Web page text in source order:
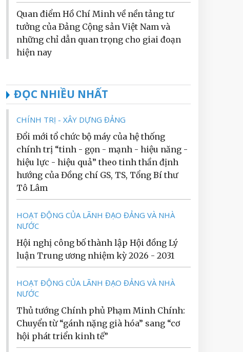
Quan điểm Hồ Chí Minh về nền tảng tư
tưởng của Đảng Cộng sản Việt Nam và
những chỉ dẫn quan trọng cho giai đoạn
hiện nay
ĐỌC NHIỀU NHẤT
CHÍNH TRỊ - XÂY DỰNG ĐẢNG
Đổi mới tổ chức bộ máy của hệ thống
chính trị “tinh - gọn - mạnh - hiệu năng -
hiệu lực - hiệu quả” theo tinh thần định
hướng của Đồng chí GS, TS, Tổng Bí thư
Tô Lâm
HOẠT ĐỘNG CỦA LÃNH ĐẠO ĐẢNG VÀ NHÀ
NƯỚC
Hội nghị công bố thành lập Hội đồng Lý
luận Trung ương nhiệm kỳ 2026 - 2031
HOẠT ĐỘNG CỦA LÃNH ĐẠO ĐẢNG VÀ NHÀ
NƯỚC
Thủ tướng Chính phủ Phạm Minh Chính:
Chuyển từ “gánh nặng già hóa” sang “cơ
hội phát triển kinh tế”